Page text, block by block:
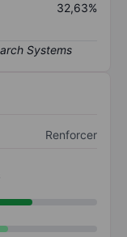
32,63%
Renforcer